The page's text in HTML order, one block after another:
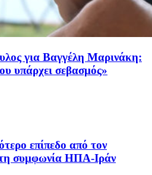
για Βαγγέλη Μαρινάκη:
υπάρχει σεβασμός»
επίπεδο από τον
συμφωνία ΗΠΑ-Ιράν